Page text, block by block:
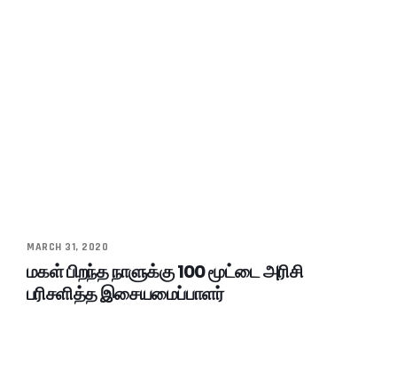
MARCH 31, 2020
மகள் பிறந்த நாளுக்கு 100 மூட்டை அரிசி
பரிசளித்த இசையமைப்பாளர்